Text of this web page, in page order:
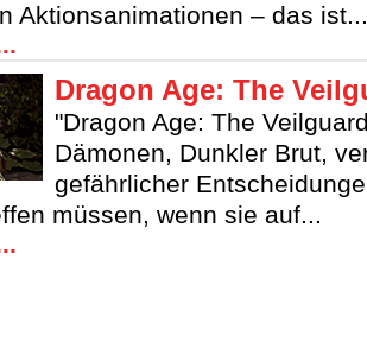
Aktionsanimationen – das ist...
Dragon Age: The
"Dragon Age: The
Dämonen, Dunkler Brut,
gefährlicher
müssen, wenn sie auf...